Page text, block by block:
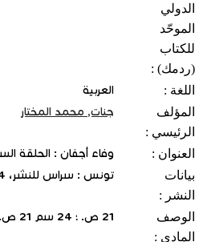
الدولي
الموحّد
للكتاب
(ردمك) :
اللغة :
العربية
المؤلف
الرئيسي :
جنات, محمد المختار
العنوان :
وفاء أجفان : الحلقة
بيانات
النشر :
تونس : سراس للنشر، 1994
الوصف
المادي :
21 ص. ؛ 24 سم 21 ص. ؛